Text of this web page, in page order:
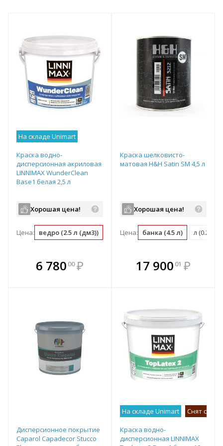
На складе Unimart
Краска водно-
дисперсионная акриловая
LINNIMAX WunderClean
Base1 белая 2,5 л
Хорошая цена!
Цена: ведро (2.5 л (дм3)) л (дм3) (0.4 ведро) м2 (0.05 ведро)
6 780 00 ₽
В комплекте
всегда выгоднее!
Краска шелковисто-
матовая H&H Satin SM 4,5 л
Хорошая цена!
Цена: банка (4.5 л) л (0.22
В комплекте
всегда выгоднее!
17 900 01 ₽
Дисперсионное покрытие
Caparol Capadecor Stucco
На складе Unimart Снят с
Краска водно-
дисперсионная LINNIMAX